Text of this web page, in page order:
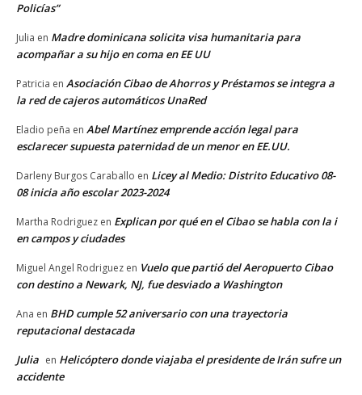
Policías”
Julia en Madre dominicana solicita visa humanitaria para
acompañar a su hijo en coma en EE UU
Patricia en Asociación Cibao de Ahorros y Préstamos se integra a
la red de cajeros automáticos UnaRed
Eladio peña en Abel Martínez emprende acción legal para
esclarecer supuesta paternidad de un menor en EE.UU.
Darleny Burgos Caraballo en Licey al Medio: Distrito Educativo 08-
08 inicia año escolar 2023-2024
Martha Rodriguez en Explican por qué en el Cibao se habla con la i
en campos y ciudades
Miguel Angel Rodriguez en Vuelo que partió del Aeropuerto Cibao
con destino a Newark, NJ, fue desviado a Washington
Ana en BHD cumple 52 aniversario con una trayectoria
reputacional destacada
Julia en Helicóptero donde viajaba el presidente de Irán sufre un
accidente